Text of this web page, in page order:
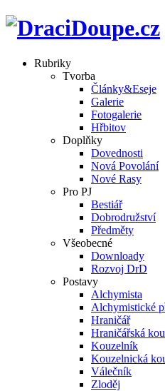
Rubriky
Tvorba
Články&Eseje
Galerie
Fotogalerie
Hřbitov
Doplňky
Dovednosti
Nová Povolání
Nové Rasy
Pro PJ
Bestiář
Dobrodružství
Předměty
Všeobecné
Downloady
Rozvoj DrD
Postavy
Alchymista
Alchymistické
Hraničář
Hraničářská
Kouzelník
Kouzelnická
Válečník
Zloděj